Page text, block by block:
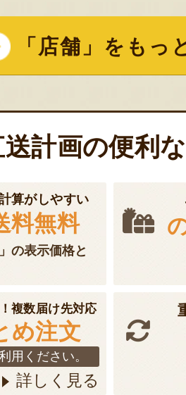
「店舗」をもっ
送計画の便利
算がしやすい
料無料
の表示価格と
複数届け先対応
め注文
用ください。
詳しく見る